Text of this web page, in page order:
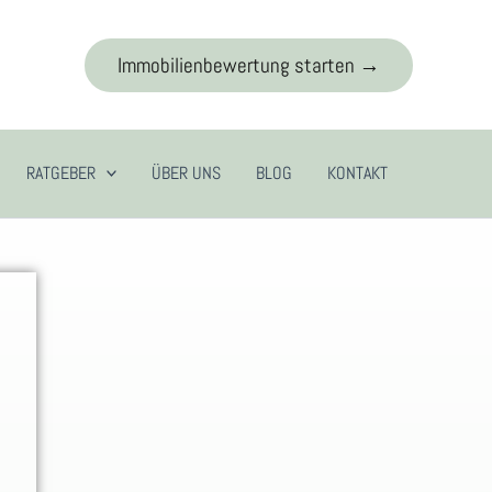
Immobilienbewertung starten →
RATGEBER ÜBER UNS BLOG KONTAKT